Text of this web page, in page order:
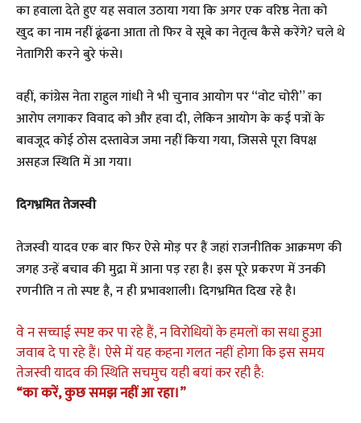
का हवाला देते हुए यह सवाल उठाया गया कि अगर एक वरिष्ठ नेता को
खुद का नाम नहीं ढूंढना आता तो फिर वे सूबे का नेतृत्व कैसे करेंगे? चले थे
नेतागिरी करने बुरे फंसे।
वहीं, कांग्रेस नेता राहुल गांधी ने भी चुनाव आयोग पर “वोट चोरी” का
आरोप लगाकर विवाद को और हवा दी, लेकिन आयोग के कई पत्रों के
बावजूद कोई ठोस दस्तावेज जमा नहीं किया गया, जिससे पूरा विपक्ष
असहज स्थिति में आ गया।
दिगभ्रमित तेजस्वी
तेजस्वी यादव एक बार फिर ऐसे मोड़ पर हैं जहां राजनीतिक आक्रमण की
जगह उन्हें बचाव की मुद्रा में आना पड़ रहा है। इस पूरे प्रकरण में उनकी
रणनीति न तो स्पष्ट है, न ही प्रभावशाली। दिगभ्रमित दिख रहे है।
वे न सच्चाई स्पष्ट कर पा रहे हैं, न विरोधियों के हमलों का सधा हुआ
जवाब दे पा रहे हैं। ऐसे में यह कहना गलत नहीं होगा कि इस समय
तेजस्वी यादव की स्थिति सचमुच यही बयां कर रही है:
“का करें, कुछ समझ नहीं आ रहा।”